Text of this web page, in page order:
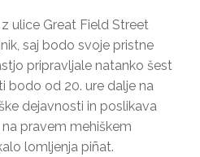
ulice Great Field Street
saj bodo svoje pristne
pripravljale natanko šest
bodo od 20. ure dalje na
dejavnosti in poslikava
pravem mehiškem
lomljenja piñat.